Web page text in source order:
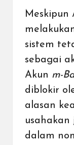
Meskipun
sistem
sebagai
Akun m-
diblokir
alasan
dalam